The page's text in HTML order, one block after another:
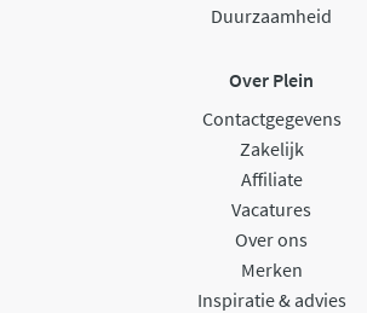
Duurzaamheid
Over Plein
Contactgegevens
Zakelijk
Affiliate
Vacatures
Over ons
Merken
Inspiratie & advies